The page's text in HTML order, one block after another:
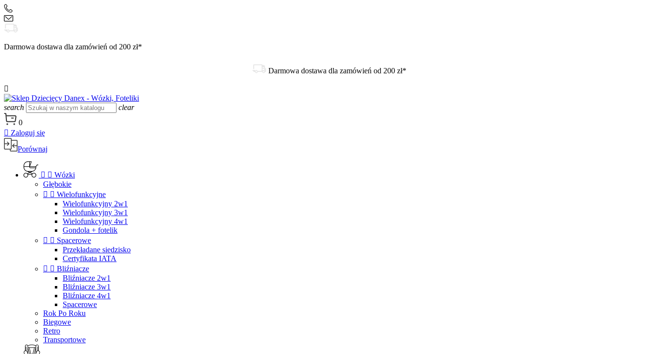
Darmowa dostawa dla zamówień od 200 zł*
Darmowa dostawa dla zamówień od 200 zł*

search
clear
0
 Zaloguj się
Porównaj
  Wózki
Głębokie
  Wielofunkcyjne
Wielofunkcyjny 2w1
Wielofunkcyjny 3w1
Wielofunkcyjny 4w1
Gondola + fotelik
  Spacerowe
Przekładane siedzisko
Certyfikata IATA
  Bliźniacze
Bliźniacze 2w1
Bliźniacze 3w1
Bliźniacze 4w1
Spacerowe
Rok Po Roku
Biegowe
Retro
Transportowe